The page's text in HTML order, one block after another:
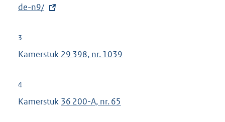
de-n9/
3
Kamerstuk 29 398, nr. 1039
4
Kamerstuk 36 200-A, nr. 65